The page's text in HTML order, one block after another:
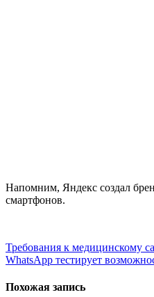
Напомним, Яндекс создал
смартфонов.
Навигация
по
записям
Требования к медицинскому
WhatsApp тестирует
Похожая запись